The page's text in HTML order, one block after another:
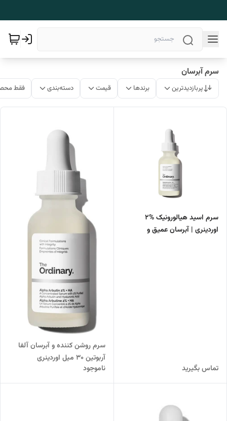
سرم آبرسان
پربازدیدترین برندها قیمت دسته‌بندی فقط
سرم اسید هیالورونیک %2
اوردینری | آبرسان عمیق و
تماس بگیرید
سرم روشن کننده و آبرسان آلفا
آربوتین 30 میل اوردینری
ناموجود